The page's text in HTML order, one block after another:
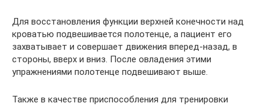
Для восстановления функции верхней конечности над
кроватью подвешивается полотенце, а пациент его
захватывает и совершает движения вперед-назад, в
стороны, вверх и вниз. После овладения этими
упражнениями полотенце подвешивают выше.
Также в качестве приспособления для тренировки